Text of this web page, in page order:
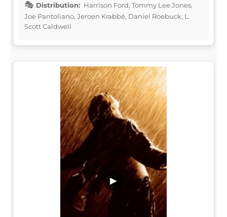
Distribution: Harrison Ford, Tommy Lee Jones,
Joe Pantoliano, Jeroen Krabbé, Daniel Roebuck, L.
Scott Caldwell
▶